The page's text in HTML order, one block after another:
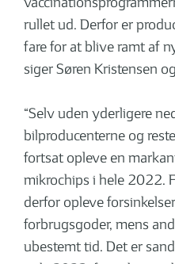
rullet ud. Derfor er
fare for at blive ramt af
siger Søren Kristensen
“Selv uden yderligere
bilproducenterne og
fortsat opleve en
mikrochips i hele 2022.
derfor opleve
forbrugsgoder, mens
ubestemt tid. Det er